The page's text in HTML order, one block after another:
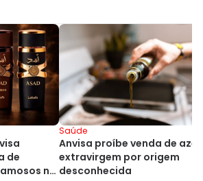
de
no
Saúde
Anvisa proíbe venda de
extravirgem por origem
desconhecida